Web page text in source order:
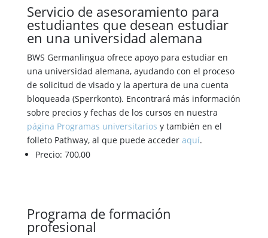
Servicio de asesoramiento para
estudiantes que desean estudiar
en una universidad alemana
BWS Germanlingua ofrece apoyo para estudiar en
una universidad alemana, ayudando con el proceso
de solicitud de visado y la apertura de una cuenta
bloqueada (Sperrkonto). Encontrará más información
sobre precios y fechas de los cursos en nuestra
página Programas universitarios y también en el
folleto Pathway, al que puede acceder aquí.
Precio: 700,00
Programa de formación
profesional